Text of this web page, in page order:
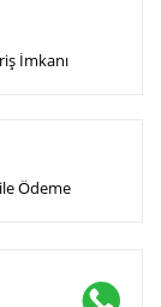
İmkanı
Ödeme